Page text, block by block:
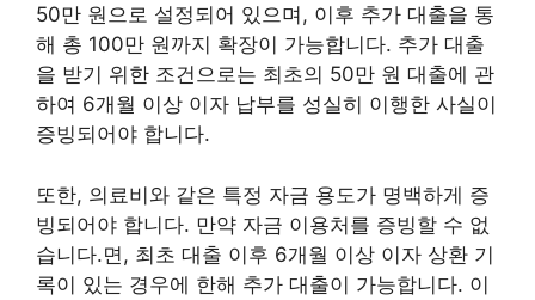
50만 원으로 설정되어 있으며, 이후 추가 대출을 통
해 총 100만 원까지 확장이 가능합니다. 추가 대출
을 받기 위한 조건으로는 최초의 50만 원 대출에 관
하여 6개월 이상 이자 납부를 성실히 이행한 사실이
증빙되어야 합니다.
또한, 의료비와 같은 특정 자금 용도가 명백하게 증
빙되어야 합니다. 만약 자금 이용처를 증빙할 수 없
습니다.면, 최초 대출 이후 6개월 이상 이자 상환 기
록이 있는 경우에 한해 추가 대출이 가능합니다. 이